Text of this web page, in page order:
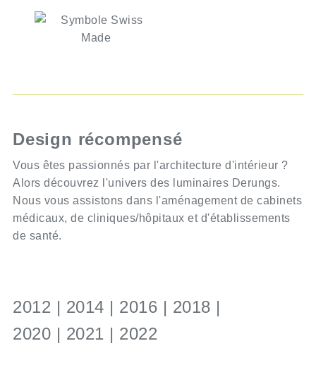
Design récompensé
Vous êtes passionnés par l'architecture d'intérieur ?
Alors découvrez l'univers des luminaires Derungs.
Nous vous assistons dans l'aménagement de cabinets
médicaux, de cliniques/hôpitaux et d'établissements
de santé.
2012 | 2014 | 2016 | 2018 |
2020 | 2021 | 2022